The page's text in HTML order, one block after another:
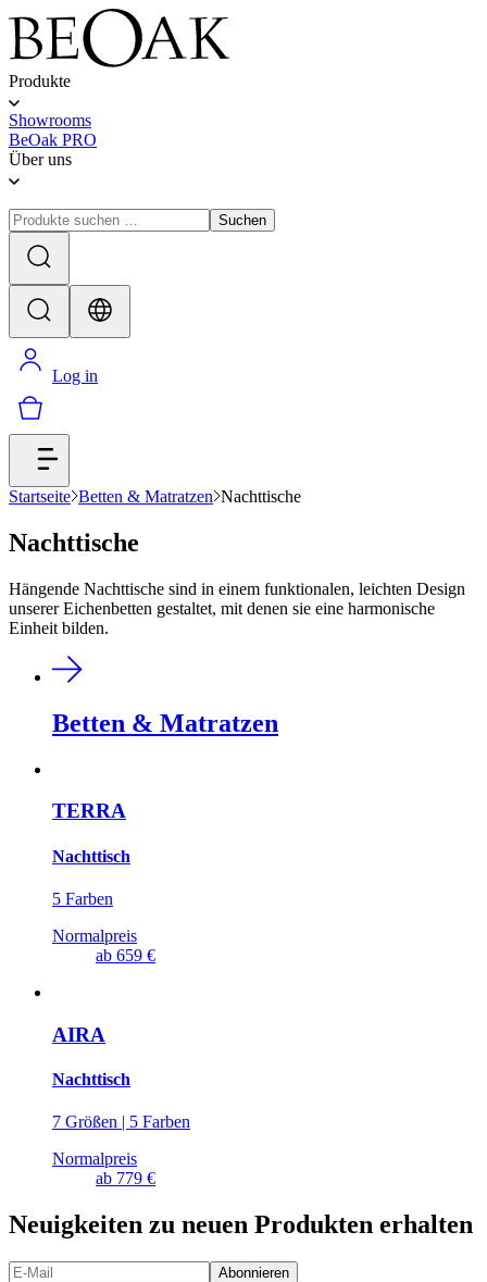
Produkte
Showrooms
BeOak PRO
Über uns
Suchen
Log in
Startseite Betten & Matratzen Nachttische
Nachttische
Hängende Nachttische sind in einem funktionalen, leichten Design
unserer Eichenbetten gestaltet, mit denen sie eine harmonische
Einheit bilden.
Betten & Matratzen
TERRA
Nachttisch
5 Farben
Normalpreis
ab 659 €
AIRA
Nachttisch
7 Größen | 5 Farben
Normalpreis
ab 779 €
Neuigkeiten zu neuen Produkten erhalten
Abonnieren